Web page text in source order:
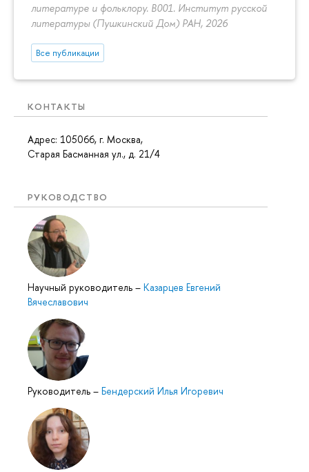
литературе и фольклору. B001. Институт русской
литературы (Пушкинский Дом) РАН, 2026
Все публикации
КОНТАКТЫ
Адрес: 105066, г. Москва,
Старая Басманная ул., д. 21/4
РУКОВОДСТВО
Научный руководитель – Казарцев Евгений
Вячеславович
Руководитель – Бендерский Илья Игоревич